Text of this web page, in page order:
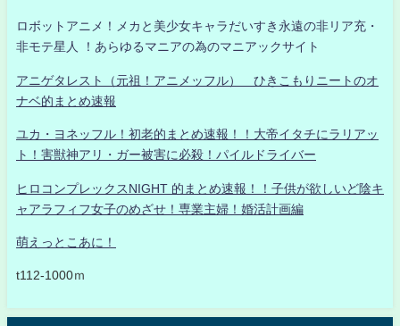
ロボットアニメ！メカと美少女キャラだいすき永遠の非リア充・
非モテ星人 ！あらゆるマニアの為のマニアックサイト
アニゲタレスト（元祖！アニメッフル） ひきこもりニートのオ
ナベ的まとめ速報
ユカ・ヨネッフル！初老的まとめ速報！！大帝イタチにラリアッ
ト！害獣神アリ・ガー被害に必殺！パイルドライバー
ヒロコンプレックスNIGHT 的まとめ速報！！子供が欲しいど陰キ
ャアラフィフ女子のめざせ！専業主婦！婚活計画編
萌えっとこあに！
t112-1000ｍ